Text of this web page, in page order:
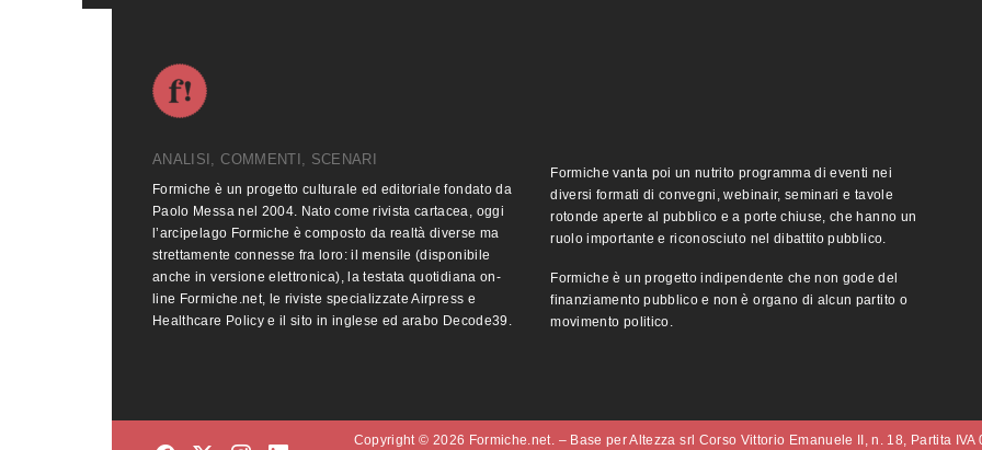
ANALISI, COMMENTI, SCENARI
Formiche è un progetto culturale ed editoriale fondato da
Paolo Messa nel 2004. Nato come rivista cartacea, oggi
l’arcipelago Formiche è composto da realtà diverse ma
strettamente connesse fra loro: il mensile (disponibile
anche in versione elettronica), la testata quotidiana on-
line Formiche.net, le riviste specializzate Airpress e
Healthcare Policy e il sito in inglese ed arabo Decode39.
Formiche vanta poi un nutrito programma di eventi nei
diversi formati di convegni, webinair, seminari e tavole
rotonde aperte al pubblico e a porte chiuse, che hanno un
ruolo importante e riconosciuto nel dibattito pubblico.
Formiche è un progetto indipendente che non gode del
finanziamento pubblico e non è organo di alcun partito o
movimento politico.
Copyright © 2026 Formiche.net. – Base per Altezza srl Corso Vittorio Emanuele II, n. 18, Partita IVA